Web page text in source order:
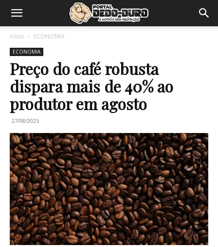
Início ECONOMIA
ECONOMIA
Preço do café robusta
dispara mais de 40% ao
produtor em agosto
27/08/2025